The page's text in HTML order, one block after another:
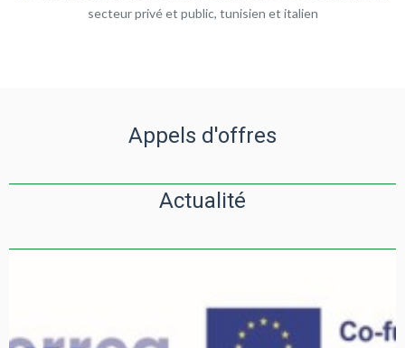
secteur privé et public, tunisien et italien
Appels d'offres
Actualité